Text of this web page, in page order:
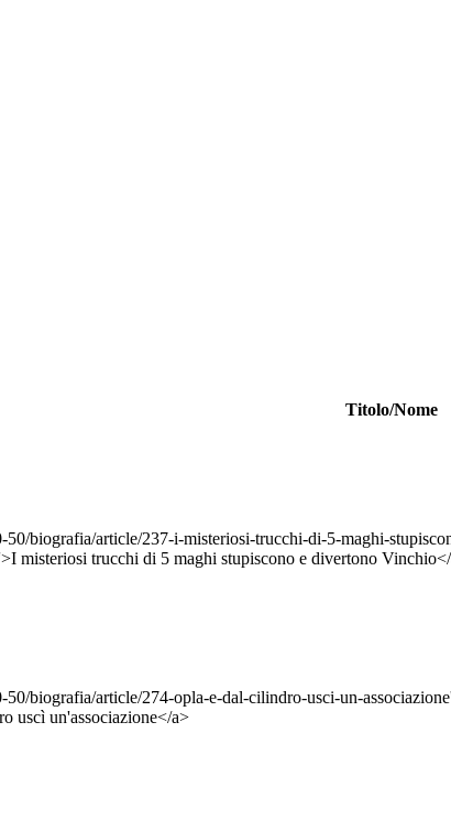
Titolo/Nome